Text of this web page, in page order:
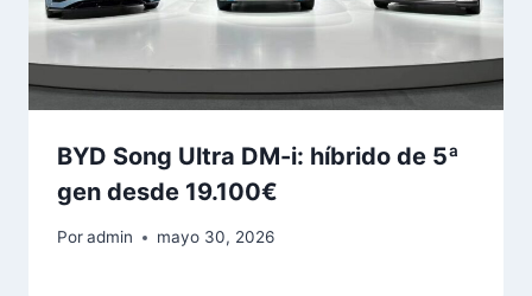
BYD Song Ultra DM-i: híbrido de 5ª
gen desde 19.100€
Poradmin mayo 30, 2026